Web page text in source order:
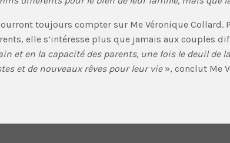
toujours compter sur Me Véronique Collard.
elle s’intéresse plus que jamais aux couples
et en la capacité des parents, une fois le deuil
et de nouveaux rêves pour leur vie », conclut Me